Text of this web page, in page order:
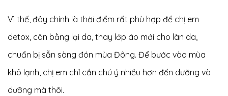
Vì thế, đây chính là thời điểm rất phù hợp để chị em
detox, cân bằng lại da, thay lớp áo mới cho làn da,
chuẩn bị sẵn sàng đón mùa Đông. Để bước vào mùa
khô lạnh, chị em chỉ cần chú ý nhiều hơn đến dưỡng và
dưỡng mà thôi.